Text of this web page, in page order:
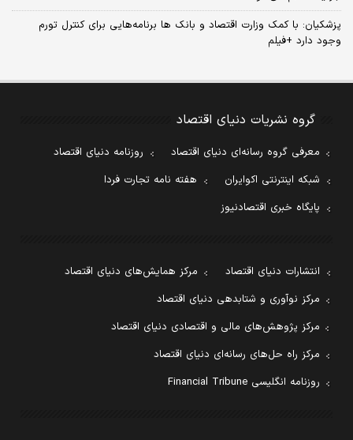
پزشکیان: با کمک وزارت اقتصاد و بانک ها برنامه‌هایی برای کنترل تورم
وجود دارد +فیلم
گروه نشریات دنیای اقتصاد
معرفی گروه رسانه‌ای دنیای اقتصاد
روزنامه دنیای اقتصاد
شبکه اینترنتی اکوایران
هفته نامه تجارت فردا
پایگاه خبری اقتصادنیوز
انتشارات دنیای اقتصاد
مرکز همایش‌های دنیای اقتصاد
مرکز نوآوری و شتابدهی دنیای اقتصاد
مرکز پژوهش‌های مالی و اقتصادی دنیای اقتصاد
مرکز راه حل‌های رسانه‌ای دنیای اقتصاد
روزنامه انگلیسی Financial Tribune